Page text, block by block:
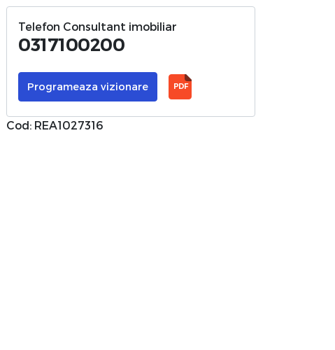
Telefon Consultant imobiliar
0317100200
Programeaza vizionare PDF
Cod: REA1027316